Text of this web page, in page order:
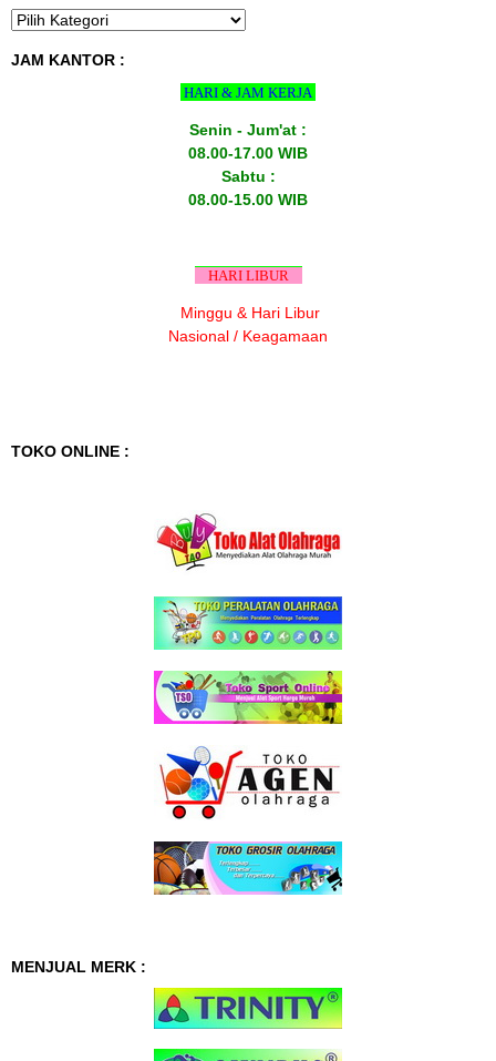
JAM KANTOR :
HARI & JAM KERJA
Senin - Jum'at :
08.00-17.00 WIB
Sabtu :
08.00-15.00 WIB
HARI LIBUR
Minggu & Hari Libur
Nasional / Keagamaan
TOKO ONLINE :
MENJUAL MERK :